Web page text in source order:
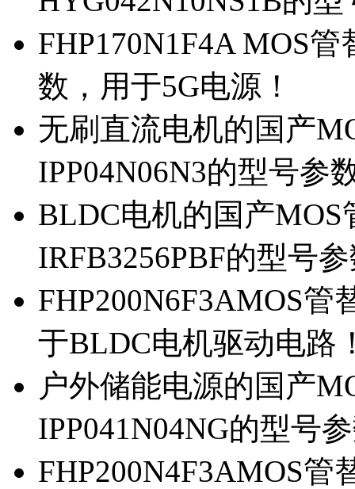
FHP170N1F4A MOS
数，用于5G电源！
无刷直流电机的国产
IPP04N06N3的型号参
BLDC电机的国产MOS
IRFB3256PBF的型号
FHP200N6F3AMOS管
于BLDC电机驱动电路
户外储能电源的国产
IPP041N04NG的型号
FHP200N4F3AMOS管